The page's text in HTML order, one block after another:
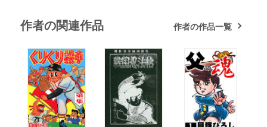
作者の関連作品 作者の作品一覧